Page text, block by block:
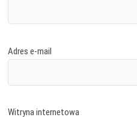
Adres e-mail
Witryna internetowa